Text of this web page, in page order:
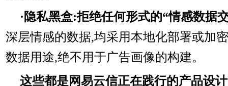
·隐私黑盒:拒绝任何形式的“情感数据
深层情感的数据,均采用本地化部署或加
数据用途,绝不用于广告画像的构建。
这些都是网易云信正在践行的产品设